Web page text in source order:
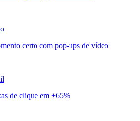
certo com pop-ups de vídeo
de clique em +65%